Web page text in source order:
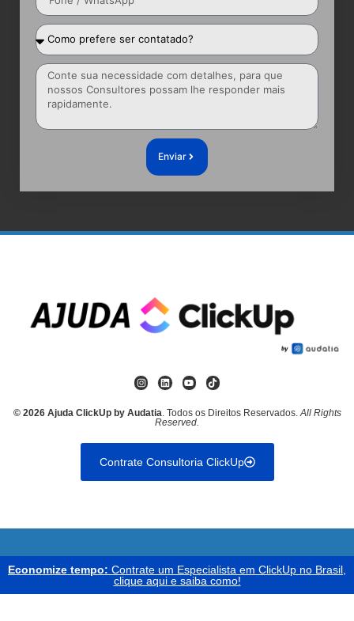
Enviar
© 2026 Ajuda ClickUp by Audatia. Todos os Direitos Reservados.All Rights
Reserved.
Contrate Consultoria ClickUp
Economize tempo: Contrate um Especialista em ClickUp no Brasil,
clique aqui e saiba como!